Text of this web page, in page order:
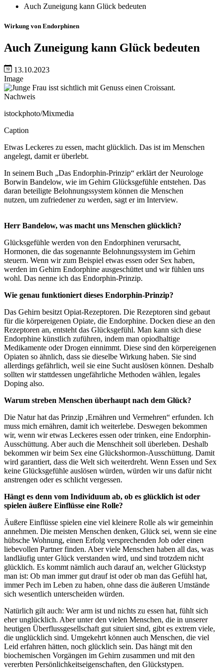
Auch Zuneigung kann Glück bedeuten
Wirkung von Endorphinen
Auch Zuneigung kann Glück bedeuten
13.10.2023
Image
Nachweis
istockphoto/Mixmedia
Caption
Etwas Leckeres zu essen, macht glücklich. Das ist im Menschen
angelegt, damit er überlebt.
In seinem Buch „Das Endorphin-Prinzip“ erklärt der Neurologe
Borwin Bandelow, wie im Gehirn Glücksgefühle entstehen. Das
daran beteiligte Belohnungssystem können die Menschen
nutzen, um zufriedener zu werden, sagt er im Interview.
Herr Bandelow, was macht uns Menschen glücklich?
Glücksgefühle werden von den Endorphinen verursacht,
Hormonen, die das sogenannte Belohnungssystem im Gehirn
steuern. Wenn wir zum Beispiel etwas essen oder Sex haben,
werden im Gehirn Endorphine ausgeschüttet und wir fühlen uns
wohl. Das nenne ich das Endorphin-Prinzip.
Wie genau funktioniert dieses Endorphin-Prinzip?
Das Gehirn besitzt Opiat-Rezeptoren. Die Rezeptoren sind gebaut
für die körpereigenen Opiate, die Endorphine. Docken diese an den
Rezeptoren an, entsteht das Glücksgefühl. Man kann sich diese
Endorphine künstlich zuführen, indem man opiodhaltige
Medikamente oder Drogen einnimmt. Diese sind den körpereigenen
Opiaten so ähnlich, dass sie dieselbe Wirkung haben. Sie sind
allerdings gefährlich, weil sie eine Sucht auslösen können. Deshalb
sollten wir stattdessen ungefährliche Methoden wählen, legales
Doping also.
Warum streben Menschen überhaupt nach dem Glück?
Die Natur hat das Prinzip ‚Ernähren und Vermehren“ erfunden. Ich
muss mich ernähren, damit ich weiterlebe. Deswegen bekommen
wir, wenn wir etwas Leckeres essen oder trinken, eine Endorphin-
Ausschüttung. Aber auch die Menschheit soll überleben. Deshalb
bekommen wir beim Sex eine Glückshormon-Ausschüttung. Damit
wird garantiert, dass die Welt sich weiterdreht. Wenn Essen und Sex
keine Glücksgefühle auslösen würden, würden wir uns dafür nicht
anstrengen oder es schlicht vergessen.
Hängt es denn vom Individuum ab, ob es glücklich ist oder
spielen äußere Einflüsse eine Rolle?
Äußere Einflüsse spielen eine viel kleinere Rolle als wir gemeinhin
annehmen. Die meisten Menschen denken, Glück sei, wenn sie eine
hübsche Wohnung, einen Erfolg versprechenden Job oder einen
liebevollen Partner finden. Aber viele Menschen haben all das, was
landläufig unter Glück verstanden wird, und sind trotzdem nicht
glücklich. Es kommt nämlich auch darauf an, welcher Glückstyp
man ist: Ob man immer gut drauf ist oder ob man das Gefühl hat,
immer Pech im Leben zu haben, ohne dass die äußeren Umstände
sich wesentlich unterscheiden würden.
Natürlich gilt auch: Wer arm ist und nichts zu essen hat, fühlt sich
eher unglücklich. Aber unter den vielen Menschen, die in unserer
heutigen Überflussgesellschaft gut situiert sind, gibt es extrem viele,
die unglücklich sind. Umgekehrt können auch Menschen, die viel
Leid erfahren hätten, noch glücklich sein. Das hängt mit den
biochemischen Vorgängen im Gehirn zusammen und mit den
vererbten Persönlichkeitseigenschaften, den Glückstypen.